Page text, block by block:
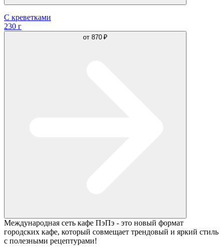
С креветками
230 г
от 870 ₽
Международная сеть кафе ПэПэ - это новый формат
городских кафе, который совмещает трендовый и яркий стиль
с полезными рецептурами!